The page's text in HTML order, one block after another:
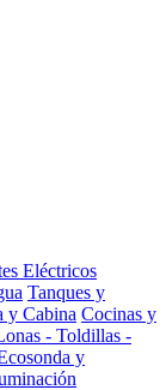
Eléctricos
Tanques y
y Cabina Cocinas y
- Toldillas -
y